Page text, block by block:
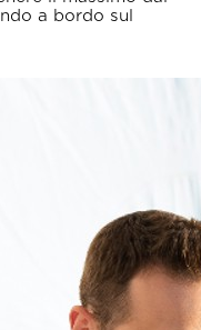
a bordo sul